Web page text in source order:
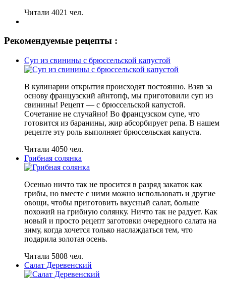
Читали 4021 чел.
Рекомендуемые рецепты :
Суп из свинины с брюссельской капустой
В кулинарии открытия происходят постоянно. Взяв за
основу французский айнтопф, мы приготовили суп из
свинины! Рецепт — с брюссельской капустой.
Сочетание не случайно! Во французском супе, что
готовится из баранины, жир абсорбирует репа. В нашем
рецепте эту роль выполняет брюссельская капуста.
Читали 4050 чел.
Грибная солянка
Осенью ничто так не просится в разряд закаток как
грибы, но вместе с ними можно использовать и другие
овощи, чтобы приготовить вкусный салат, больше
похожий на грибную солянку. Ничто так не радует. Как
новый и просто рецепт заготовки очередного салата на
зиму, когда хочется только наслаждаться тем, что
подарила золотая осень.
Читали 5808 чел.
Салат Деревенский